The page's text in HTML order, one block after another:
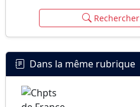
Rechercher
Dans la même rubrique